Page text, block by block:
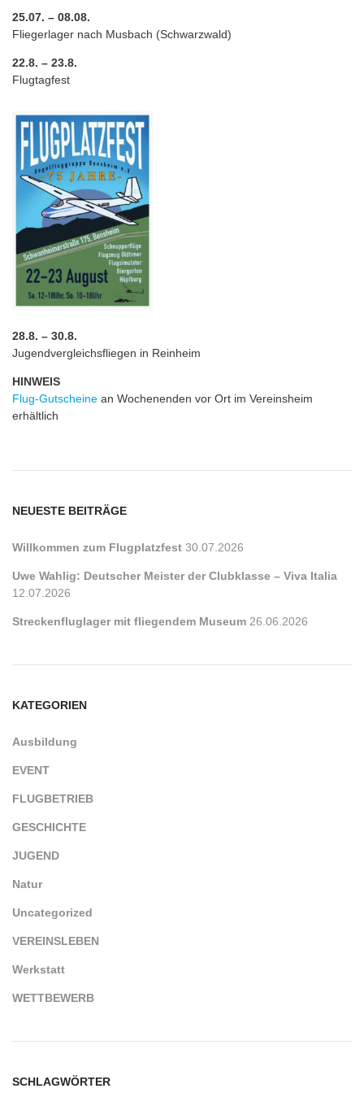
25.07. – 08.08.
Fliegerlager nach Musbach (Schwarzwald)
22.8. – 23.8.
Flugtagfest
28.8. – 30.8.
Jugendvergleichsfliegen in Reinheim
HINWEIS
Flug-Gutscheine an Wochenenden vor Ort im Vereinsheim
erhältlich
NEUESTE BEITRÄGE
Willkommen zum Flugplatzfest 30.07.2026
Uwe Wahlig: Deutscher Meister der Clubklasse – Viva Italia
12.07.2026
Streckenfluglager mit fliegendem Museum 26.06.2026
KATEGORIEN
Ausbildung
EVENT
FLUGBETRIEB
GESCHICHTE
JUGEND
Natur
Uncategorized
VEREINSLEBEN
Werkstatt
WETTBEWERB
SCHLAGWÖRTER